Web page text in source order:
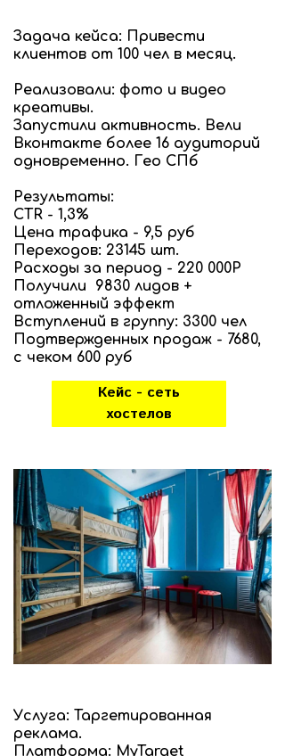
Кейс - сеть
хостелов
Задача кейса: Привести
клиентов от 100 чел в месяц.
Реализовали: фото и видео
креативы.
Запустили активность. Вели
Вконтакте более 16 аудиторий
одновременно. Гео СПб
Результаты:
CTR - 1,3%
Цена трафика - 9,5 руб
Переходов: 23145 шт.
Расходы за период - 220 000Р
Получили 9830 лидов +
отложенный эффект
Вступлений в группу: 3300 чел
Подтвержденных продаж - 7680,
с чеком 600 руб
Услуга: Таргетированная
реклама.
Платформа: MyTarget